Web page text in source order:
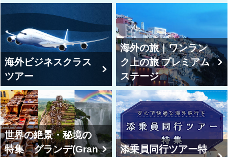
海外ビジネスクラス
ツアー
海外の旅｜ワンラン
ク上の旅 プレミアム
ステージ
世界の絶景・秘境の
特集 グランデ(Gran
添乗員同行ツアー特